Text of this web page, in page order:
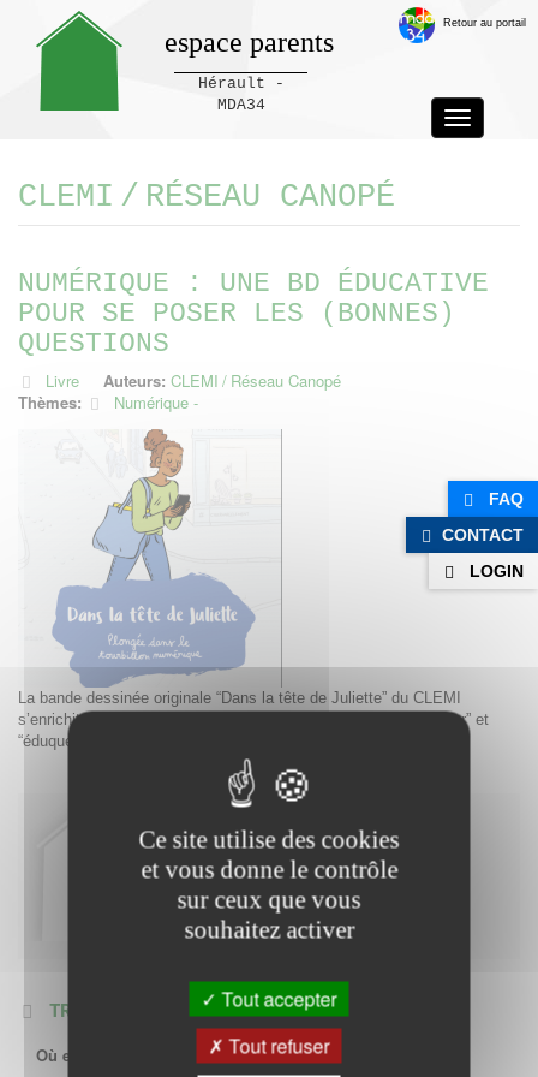
espace parents
Hérault -
MDA34
Toggle
navigation
Retour au portail
CLEMI / RÉSEAU CANOPÉ
NUMÉRIQUE : UNE BD ÉDUCATIVE
POUR SE POSER LES (BONNES)
QUESTIONS
Livre Auteurs: CLEMI / Réseau Canopé
Thèmes:
Numérique
La bande dessinée originale “Dans la tête de Juliette” du CLEMI
s’enrichit de nouvelles ressources pédagogiques pour “se former” et
“éduquer” à l’éducation aux médias et l’information.
PARENTS
Comment la MDA vous
accueille ?
TROUVEZ DES RÉPONSES
Où et quand se tient la permanence à Bédarieux ?
FAQ
CONTACT
LOGIN
Ce site utilise des cookies
et vous donne le contrôle
sur ceux que vous
souhaitez activer
Tout accepter
Tout refuser